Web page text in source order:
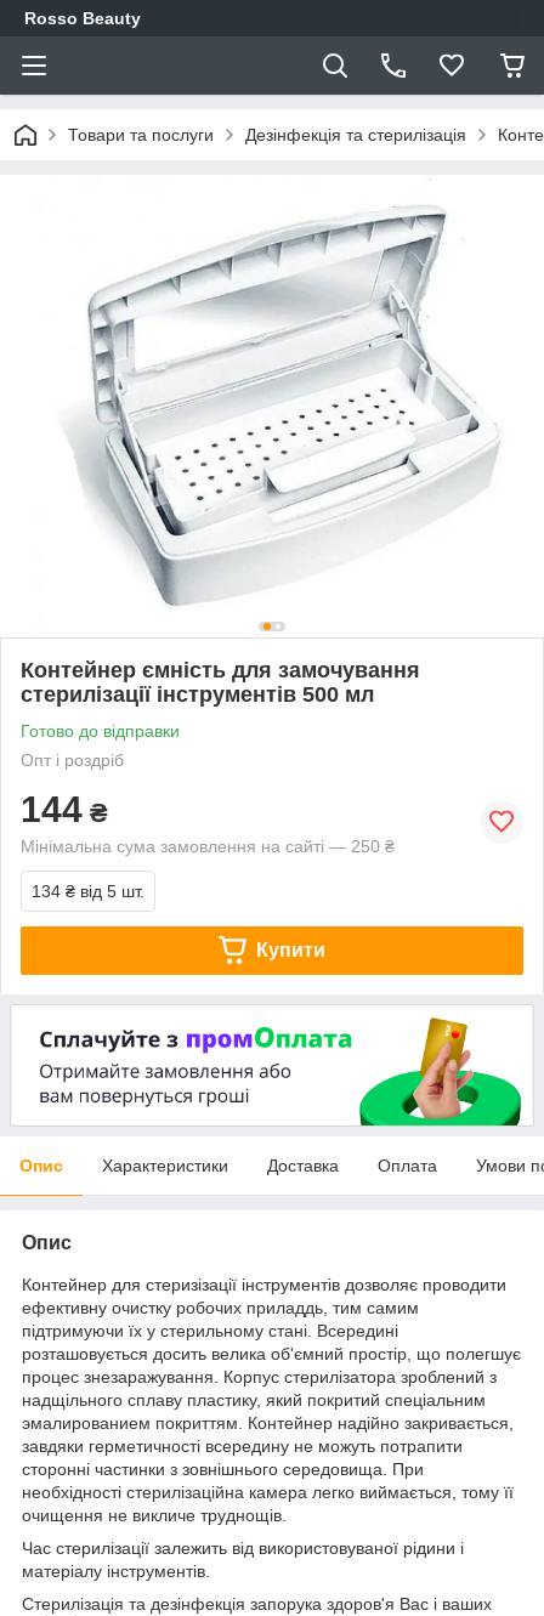
Rosso Beauty
Товари та послуги Дезінфекція та стерилізація
Контейнер ємність для замочування
стерилізації інструментів 500 мл
Готово до відправки
Опт і роздріб
144 ₴
Мінімальна сума замовлення на сайті — 250 ₴
134 ₴ від 5 шт.
Купити
Опис Характеристики Доставка Оплата Умови
Опис
Контейнер для стеризізації інструментів дозволяє проводити
ефективну очистку робочих приладдь, тим самим
підтримуючи їх у стерильному стані. Всередині
розташовується досить велика об'ємний простір, що полегшує
процес знезаражування. Корпус стерилізатора зроблений з
надщільного сплаву пластику, який покритий спеціальним
эмалированием покриттям. Контейнер надійно закривається,
завдяки герметичності всередину не можуть потрапити
сторонні частинки з зовнішнього середовища. При
необхідності стерилізаційна камера легко виймається, тому її
очищення не викличе труднощів.
Час стерилізації залежить від використовуваної рідини і
матеріалу інструментів.
Стерилізація та дезінфекція запорука здоров'я Вас і ваших